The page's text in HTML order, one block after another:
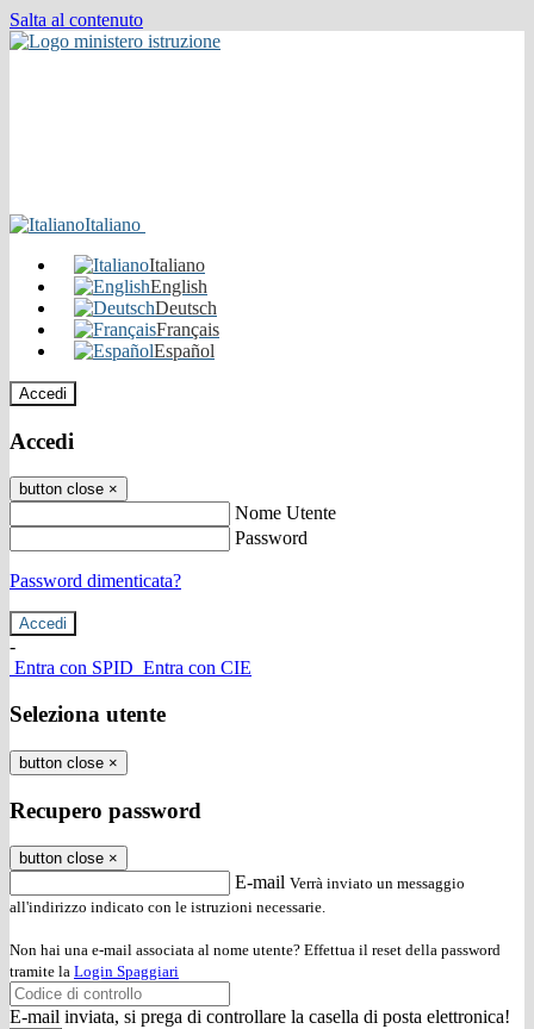
Salta al contenuto
Italiano
Italiano
English
Deutsch
Français
Español
Accedi
Accedi
button close ×
Nome Utente
Password
Password dimenticata?
-
Entra con SPID Entra con CIE
Seleziona utente
button close ×
Recupero password
button close ×
E-mail Verrà inviato un messaggio
all'indirizzo indicato con le istruzioni necessarie.
Non hai una e-mail associata al nome utente? Effettua il reset della password
tramite la Login Spaggiari
E-mail inviata, si prega di controllare la casella di posta elettronica!